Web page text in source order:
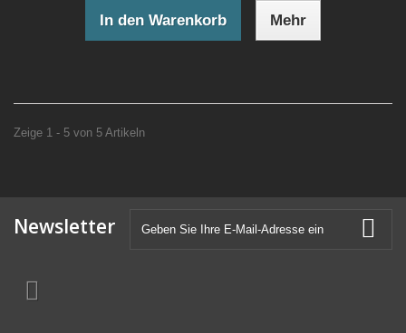
In den Warenkorb Mehr
Zeige 1 - 5 von 5 Artikeln
Newsletter